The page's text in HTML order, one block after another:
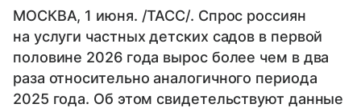
МОСКВА, 1 июня. /ТАСС/. Спрос россиян
на услуги частных детских садов в первой
половине 2026 года вырос более чем в два
раза относительно аналогичного периода
2025 года. Об этом свидетельствуют данные